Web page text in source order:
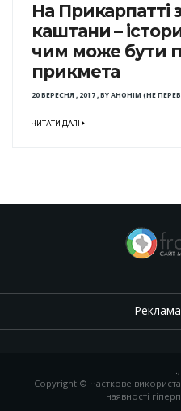
На Прикарпатті
каштани –
чим може бути
прикмета
20 ВЕРЕСНЯ , 2017,BYАНОНІМ (НЕ
ЧИТАТИ ДАЛІ
,
Copyright © Часткове
наявності